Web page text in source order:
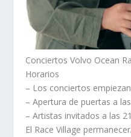
Conciertos Volvo Ocean
Horarios
– Los conciertos
– Apertura de puertas a
– Artistas invitados a las
El Race Village